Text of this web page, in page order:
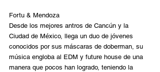
Fortu & Mendoza
Desde los mejores antros de Cancún y la
Ciudad de México, llega un duo de jóvenes
conocidos por sus máscaras de doberman, su
música engloba al EDM y future house de una
manera que pocos han logrado, teniendo la